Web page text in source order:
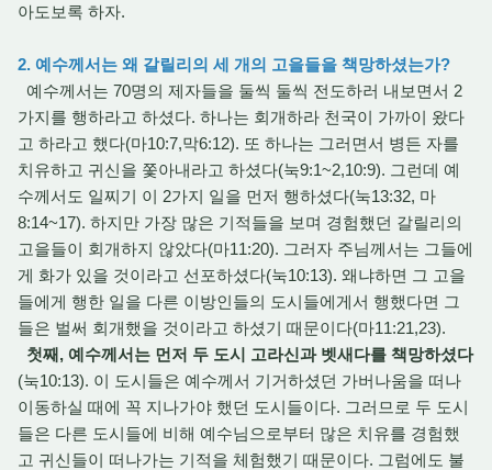
아도보록 하자.
2. 예수께서는 왜 갈릴리의 세 개의 고을들을 책망하셨는가?
예수께서는 70명의 제자들을 둘씩 둘씩 전도하러 내보면서 2
가지를 행하라고 하셨다. 하나는 회개하라 천국이 가까이 왔다
고 하라고 했다(마10:7,막6:12). 또 하나는 그러면서 병든 자를
치유하고 귀신을 쫓아내라고 하셨다(눅9:1~2,10:9). 그런데 예
수께서도 일찌기 이 2가지 일을 먼저 행하셨다(눅13:32, 마
8:14~17). 하지만 가장 많은 기적들을 보며 경험했던 갈릴리의
고을들이 회개하지 않았다(마11:20). 그러자 주님께서는 그들에
게 화가 있을 것이라고 선포하셨다(눅10:13). 왜냐하면 그 고을
들에게 행한 일을 다른 이방인들의 도시들에게서 행했다면 그
들은 벌써 회개했을 것이라고 하셨기 때문이다(마11:21,23).
첫째, 예수께서는 먼저 두 도시 고라신과 벳새다를 책망하셨다
(눅10:13). 이 도시들은 예수께서 기거하셨던 가버나움을 떠나
이동하실 때에 꼭 지나가야 했던 도시들이다. 그러므로 두 도시
들은 다른 도시들에 비해 예수님으로부터 많은 치유를 경험했
고 귀신들이 떠나가는 기적을 체험했기 때문이다. 그럼에도 불